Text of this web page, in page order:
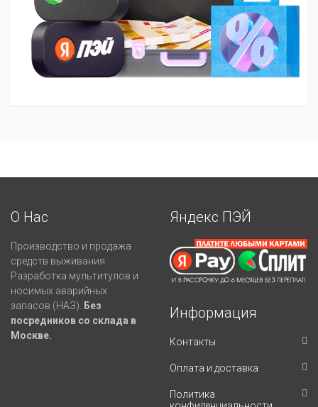
О Нас
Производство и продажа
средств выживания.
Разработка мультитулов и
носимых аварийных
запасов (НАЗ).
Без
посредников со склада в
Москве.
Яндекс ПЭЙ
Информация
Контакты
Оплата и доставка
Политика